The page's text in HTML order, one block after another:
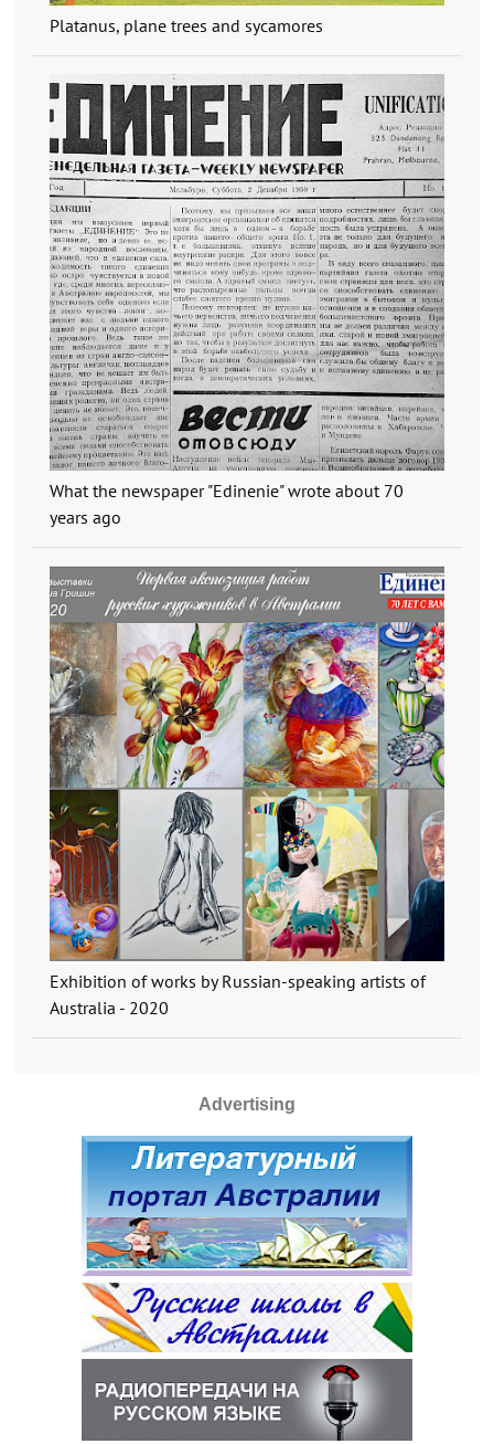
Platanus, plane trees and sycamores
What the newspaper "Edinenie" wrote about 70
years ago
Exhibition of works by Russian-speaking artists of
Australia - 2020
Advertising